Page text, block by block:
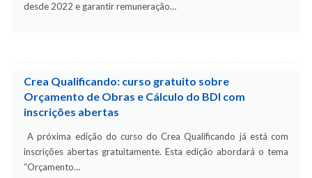
desde 2022 e garantir remuneração…
Crea Qualificando: curso gratuito sobre
Orçamento de Obras e Cálculo do BDI com
inscrições abertas
A próxima edição do curso do Crea Qualificando já está com
inscrições abertas gratuitamente. Esta edição abordará o tema
“Orçamento…